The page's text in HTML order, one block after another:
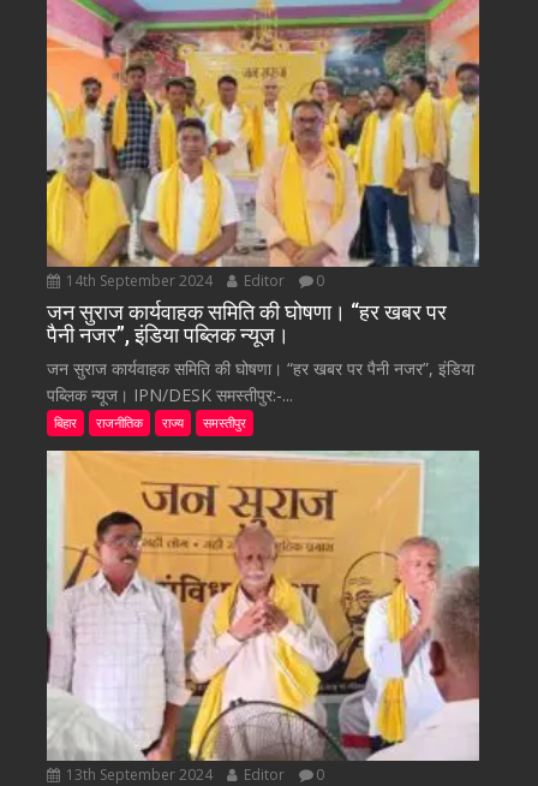
14th September 2024 Editor 0
जन सुराज कार्यवाहक समिति की घोषणा। “हर खबर पर
पैनी नजर”, इंडिया पब्लिक न्यूज।
जन सुराज कार्यवाहक समिति की घोषणा। “हर खबर पर पैनी नजर”, इंडिया
पब्लिक न्यूज। IPN/DESK समस्तीपुर:-...
बिहार राजनीतिक राज्य समस्तीपुर
13th September 2024 Editor 0